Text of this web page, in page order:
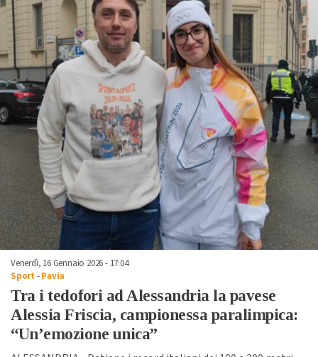
Venerdì, 16 Gennaio 2026 - 17:04
Sport -Pavia
Tra i tedofori ad Alessandria la pavese
Alessia Friscia, campionessa paralimpica:
“Un’emozione unica”